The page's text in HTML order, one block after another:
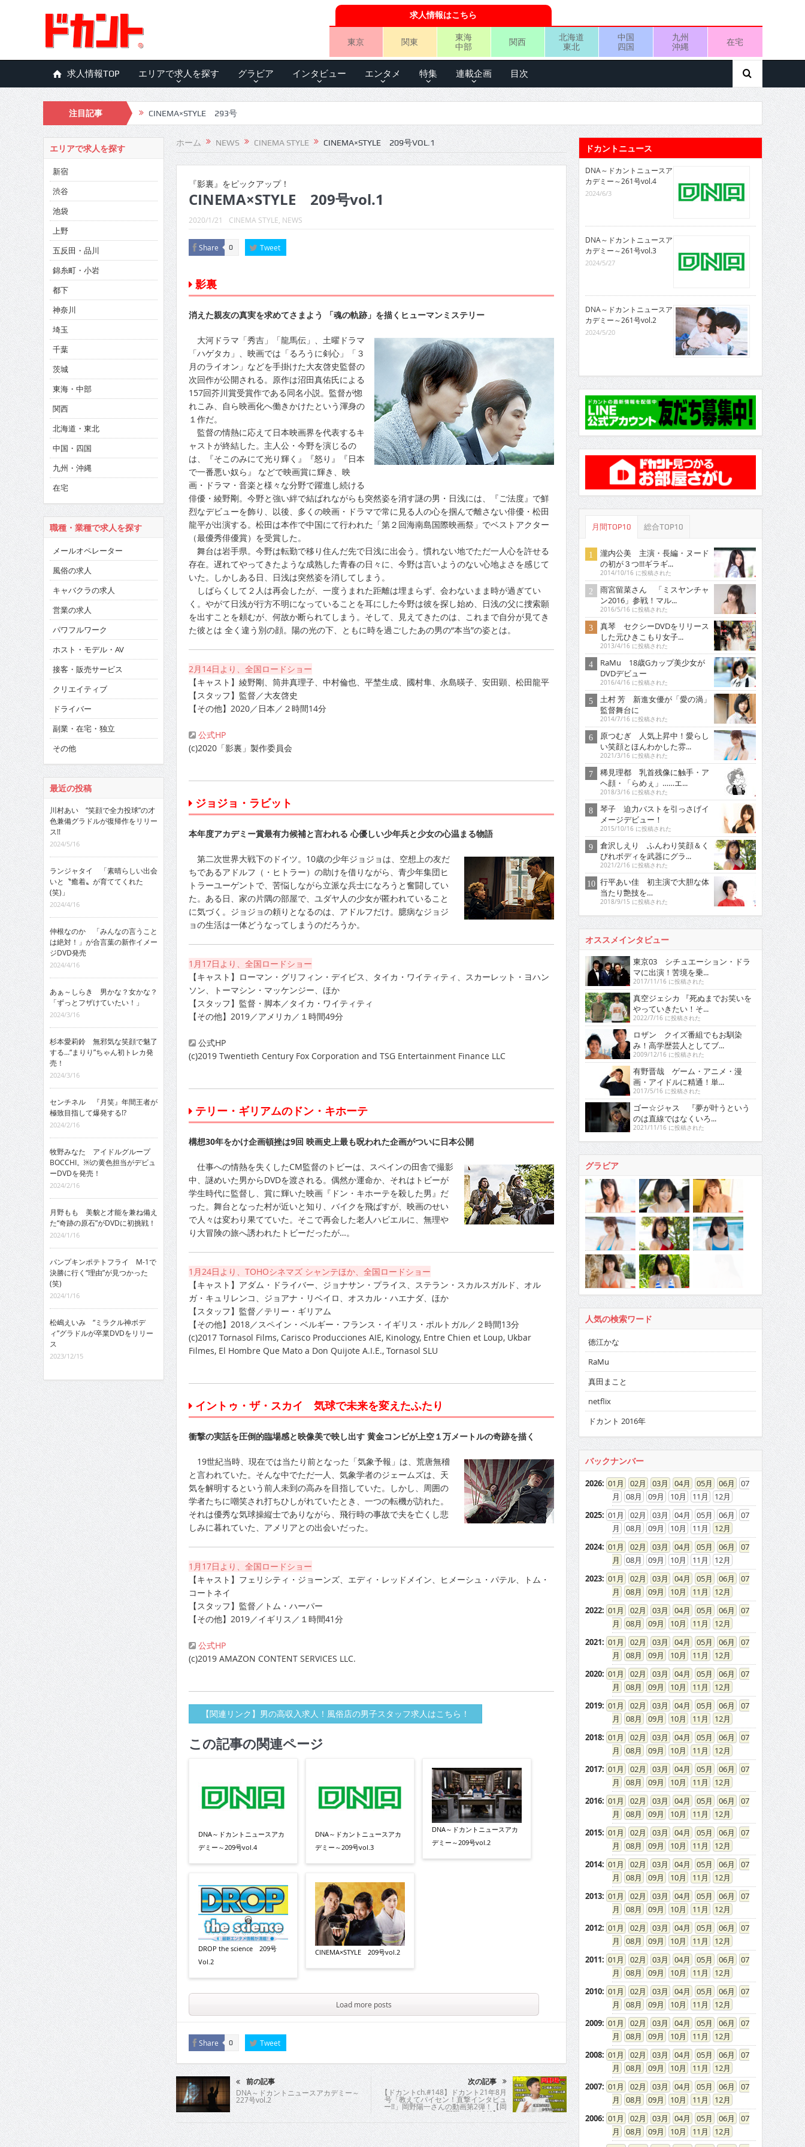
求人情報はこちら
東京 関東
東海
中部
関西
北海道
東北
中国
四国
九州
沖縄
在宅
求人情報TOP エリアで求人を探す グラビア インタビュー エンタメ 特集 連載企画 目次
注目記事 CINEMA×STYLE 293号
CINEMA×STYLE 292号
CINEMA×STYLE 291号
CINEMA×STYLE 290号
CINEMA×STYLE 289号
CINEMA×STYLE 288号
CINEMA×STYLE 287号
CINEMA×STYLE 286号
CINEMA×STYLE 285号
CINEMA×STYLE 294号
ホーム NEWS CINEMA STYLE CINEMA×STYLE 209号VOL.1
『影裏』をピックアップ！
CINEMA×STYLE 209号vol.1
2020/1/21 CINEMA STYLE NEWS
Share 0 Tweet
影裏
消えた親友の真実を求めてさまよう 「魂の軌跡」を描くヒューマンミステリー
大河ドラマ「秀吉」「龍馬伝」、土曜ドラマ
「ハゲタカ」、映画では「るろうに剣心」「３
月のライオン」などを手掛けた大友啓史監督の
次回作が公開される。原作は沼田真佑氏による
157回芥川賞受賞作である同名小説。監督が惚
れこみ、自ら映画化へ働きかけたという渾身の
１作だ。
監督の情熱に応えて日本映画界を代表するキ
ャストが終結した。主人公・今野を演じるの
は、『そこのみにて光り輝く』『怒り』『日本
で一番悪い奴ら』 などで映画賞に輝き、映
画・ドラマ・音楽と様々な分野で躍進し続ける
俳優・綾野剛。今野と強い絆で結ばれながらも突然姿を消す謎の男・日浅には、『ご法度』で鮮
烈なデビューを飾り、以後、多くの映画・ドラマで常に見る人の心を掴んで離さない俳優・松田
龍平が出演する。松田は本作で中国にて行われた「第２回海南島国際映画祭」でベストアクター
（最優秀俳優賞）を受賞した。
舞台は岩手県。今野は転勤で移り住んだ先で日浅に出会う。慣れない地でただ一人心を許せる
存在。遅れてやってきたような成熟した青春の日々に、今野は言いようのない心地よさを感じて
いた。しかしある日、日浅は突然姿を消してしまう。
しばらくして２人は再会したが、一度うまれた距離は埋まらず、会わないまま時が過ぎてい
く。やがて日浅が行方不明になっていることを耳にした今野は彼を探し始め、日浅の父に捜索願
を出すことを頼むが、何故か断られてしまう。そして、見えてきたのは、これまで自分が見てき
た彼とは 全く違う別の顔。陽の光の下、ともに時を過ごしたあの男の“本当”の姿とは。
2月14日より、全国ロードショー
【キャスト】綾野剛、筒井真理子、中村倫也、平埜生成、國村隼、永島暎子、安田顕、松田龍平
【スタッフ】監督／大友啓史
【その他】2020／日本／２時間14分
公式HP
(c)2020「影裏」製作委員会
ジョジョ・ラビット
本年度アカデミー賞最有力候補と言われる 心優しい少年兵と少女の心温まる物語
第二次世界大戦下のドイツ。10歳の少年ジョジョは、空想上の友だ
ちであるアドルフ（・ヒトラー）の助けを借りながら、青少年集団ヒ
トラーユーゲントで、苦悩しながら立派な兵士になろうと奮闘してい
た。ある日、家の片隅の部屋で、ユダヤ人の少女が匿われていること
に気づく。ジョジョの頼りとなるのは、アドルフだけ。臆病なジョジ
ョの生活は一体どうなってしまうのだろうか。
1月17日より、全国ロードショー
【キャスト】ローマン・グリフィン・デイビス、タイカ・ワイティティ、スカーレット・ヨハン
ソン、トーマシン・マッケンジー、ほか
【スタッフ】監督・脚本／タイカ・ワイティティ
【その他】2019／アメリカ／１時間49分
公式HP
(c)2019 Twentieth Century Fox Corporation and TSG Entertainment Finance LLC
テリー・ギリアムのドン・キホーテ
構想30年をかけ企画頓挫は9回 映画史上最も呪われた企画がついに日本公開
仕事への情熱を失くしたCM監督のトビーは、スペインの田舎で撮影
中、謎めいた男からDVDを渡される。偶然か運命か、それはトビーが
学生時代に監督し、賞に輝いた映画『ドン・キホーテを殺した男』だ
った。舞台となった村が近いと知り、バイクを飛ばすが、映画のせい
で人々は変わり果てていた。そこで再会した老人ハビエルに、無理や
り大冒険の旅へ誘われたトビーだったが…。
1月24日より、TOHOシネマズ シャンテほか、全国ロードショー
【キャスト】アダム・ドライバー、ジョナサン・プライス、ステラン・スカルスガルド、オル
ガ・キュリレンコ、ジョアナ・リベイロ、オスカル・ハエナダ、ほか
【スタッフ】監督／テリー・ギリアム
【その他】2018／スペイン・ベルギー・フランス・イギリス・ポルトガル／２時間13分
(c)2017 Tornasol Films, Carisco Producciones AIE, Kinology, Entre Chien et Loup, Ukbar
Filmes, El Hombre Que Mato a Don Quijote A.I.E., Tornasol SLU
イントゥ・ザ・スカイ 気球で未来を変えたふたり
衝撃の実話を圧倒的臨場感と映像美で映し出す 黄金コンビが上空１万メートルの奇跡を描く
19世紀当時、現在では当たり前となった「気象予報」は、荒唐無稽
と言われていた。そんな中でただ一人、気象学者のジェームズは、天
気を解明するという前人未到の高みを目指していた。しかし、周囲の
学者たちに嘲笑され打ちひしがれていたとき、一つの転機が訪れた。
それは優秀な気球操縦士でありながら、飛行時の事故で夫を亡くし悲
しみに暮れていた、アメリアとの出会いだった。
1月17日より、全国ロードショー
【キャスト】フェリシティ・ジョーンズ、エディ・レッドメイン、ヒメーシュ・パテル、トム・
コートネイ
【スタッフ】監督／トム・ハーパー
【その他】2019／イギリス／１時間41分
公式HP
(c)2019 AMAZON CONTENT SERVICES LLC.
【関連リンク】男の高収入求人！風俗店の男子スタッフ求人はこちら！
この記事の関連ページ
DNA～ドカントニュースアカ
デミー～209号vol.4
DROP the science 209号
Vol.2
DNA～ドカントニュースアカ
デミー～209号vol.3
CINEMA×STYLE 209号vol.2
DNA～ドカントニュースアカ
デミー～209号vol.2
Load more posts
Share 0 Tweet
前の記事
DNA～ドカントニュースアカデミー～
227号vol.2
次の記事
【ドカントch.#148】ドカント21年8月
号「教えてパイセン！直撃インタビュ
ー!!」岡野陽一さんの動画第2弾！【岡
野陽一さん2/4】
エリアで求人を探す
新宿
渋谷
池袋
上野
五反田・品川
錦糸町・小岩
都下
神奈川
埼玉
千葉
茨城
東海・中部
関西
北海道・東北
中国・四国
九州・沖縄
在宅
職種・業種で求人を探す
メールオペレーター
風俗の求人
キャバクラの求人
営業の求人
パワフルワーク
ホスト・モデル・AV
接客・販売サービス
クリエイティブ
ドライバー
副業・在宅・独立
その他
最近の投稿
川村あい “笑顔で全力投球”の才
色兼備グラドルが復帰作をリリー
ス!!
2024/5/16
ランジャタイ 「素晴らしい出会
いと〝癒着〟が育ててくれた
(笑)」
2024/4/16
仲根なのか 「みんなの言うこと
は絶対！」が合言葉の新作イメー
ジDVD発売
2024/4/16
あぁ～しらき 男かな？女かな？
「ずっとフザけていたい！」
2024/3/16
杉本愛莉鈴 無邪気な笑顔で魅了
する…“まりり”ちゃん初トレカ発
売！
2024/3/16
センチネル 『月笑』年間王者が
極致目指して爆発する!?
2024/2/16
牧野みなた アイドルグループ
BOCCHI。￼の黄色担当がデビュ
ーDVDを発売！
2024/2/16
月野もも 美貌と才能を兼ね備え
た“奇跡の原石”がDVDに初挑戦！
2024/1/16
パンプキンポテトフライ M-1で
決勝に行く“理由”が見つかった
(笑)
2024/1/16
松嶋えいみ “ミラクル神ボデ
ィ”グラドルが卒業DVDをリリー
ス
2023/12/15
ドカントニュース
DNA～ドカントニュースア
カデミー～261号vol.4
2024/6/3
DNA～ドカントニュースア
カデミー～261号vol.3
2024/5/27
DNA～ドカントニュースア
カデミー～261号vol.2
2024/5/20
月間TOP10 総合TOP10
瀧内公美 主演・長編・ヌード
の初が３つ!!!ギラギ...
2014/10/16 に投稿された
雨宮留菜さん 「ミスヤンチャ
ン2016」参戦！マル...
2016/5/16 に投稿された
真琴 セクシーDVDをリリース
した元ひきこもり女子...
2013/4/16 に投稿された
RaMu 18歳Gカップ美少女が
DVDデビュー
2016/4/16 に投稿された
土村 芳 新進女優が「愛の渦」
監督舞台に
2014/7/16 に投稿された
原つむぎ 人気上昇中！愛らし
い笑顔とほんわかした雰...
2021/3/16 に投稿された
稀見理都 乳首残像に触手・ア
ヘ顔・「らめぇ」……エ...
2018/3/16 に投稿された
琴子 迫力バストを引っさげイ
メージデビュー！
2015/10/16 に投稿された
倉沢しえり ふんわり笑顔＆く
びれボディを武器にグラ...
2021/2/16 に投稿された
行平あい佳 初主演で大胆な体
当たり艶技を…
2018/9/15 に投稿された
オススメインタビュー
東京03 シチュエーション・ドラ
マに出演！苦境を乗...
2017/11/16 に投稿された
真空ジェシカ 『死ぬまでお笑いを
やっていきたい！そ...
2022/7/16 に投稿された
ロザン クイズ番組でもお馴染
み！高学歴芸人としてブ...
2009/12/16 に投稿された
有野晋哉 ゲーム・アニメ・漫
画・アイドルに精通！単...
2017/5/16 に投稿された
ゴー☆ジャス 『夢が叶うという
のは直線ではなくいろ...
2021/11/16 に投稿された
グラビア
人気の検索ワード
徳江かな
RaMu
真田まこと
netflix
ドカント 2016年
バックナンバー
2026: 01 02 03 04 05 06
07
08
09 10 11
12
2025: 01 02 03 04 05 06
07
08
09 10 11
12
2024: 01 02 03 04 05 06
07
08
09 10 11
12
2023: 01 02 03 04 05 06
07
08
09 10 11
12
2022: 01 02 03 04 05 06
07
08
09 10 11
12
2021: 01 02 03 04 05 06
07
08
09 10 11
12
2020: 01 02 03 04 05 06
07
08
09 10 11
12
2019: 01 02 03 04 05 06
07
08
09 10 11
12
2018: 01 02 03 04 05 06
07
08
09 10 11
12
2017: 01 02 03 04 05 06
07
08
09 10 11
12
2016: 01 02 03 04 05 06
07
08
09 10 11
12
2015: 01 02 03 04 05 06
07
08
09 10 11
12
2014: 01 02 03 04 05 06
07
08
09 10 11
12
2013: 01 02 03 04 05 06
07
08
09 10 11
12
2012: 01 02 03 04 05 06
07
08
09 10 11
12
2011: 01 02 03 04 05 06
07
08
09 10 11
12
2010: 01 02 03 04 05 06
07
08
09 10 11
12
2009: 01 02 03 04 05 06
07
08
09 10 11
12
2008: 01 02 03 04 05 06
07
08
09 10 11
12
2007: 01 02 03 04 05 06
07
08
09 10 11
12
2006: 01 02 03 04 05 06
07
08
09 10 11
12